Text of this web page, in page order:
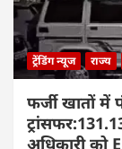
ट्रेंडिंग न्यूज राज्य
फर्जी खातों
अधिकारी को